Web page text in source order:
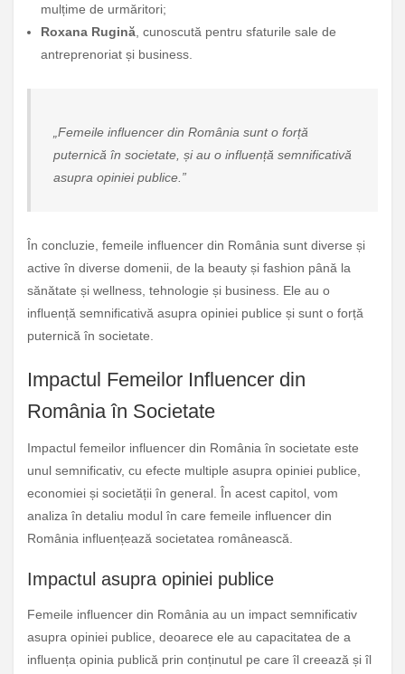
mulțime de urmăritori;
Roxana Rugină , cunoscută pentru sfaturile sale de
antreprenoriat și business.
„Femeile influencer din România sunt o forță
puternică în societate, și au o influență semnificativă
asupra opiniei publice.”
În concluzie, femeile influencer din România sunt diverse și
active în diverse domenii, de la beauty și fashion până la
sănătate și wellness, tehnologie și business. Ele au o
influență semnificativă asupra opiniei publice și sunt o forță
puternică în societate.
Impactul Femeilor Influencer din
România în Societate
Impactul femeilor influencer din România în societate este
unul semnificativ, cu efecte multiple asupra opiniei publice,
economiei și societății în general. În acest capitol, vom
analiza în detaliu modul în care femeile influencer din
România influențează societatea românească.
Impactul asupra opiniei publice
Femeile influencer din România au un impact semnificativ
asupra opiniei publice, deoarece ele au capacitatea de a
influența opinia publică prin conținutul pe care îl creează și îl